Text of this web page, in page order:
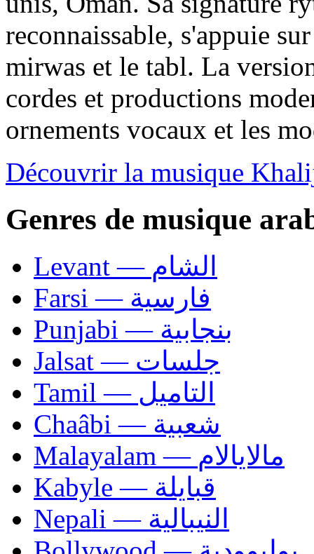
reconnaissable, s'appuie
mirwas et le tabl. La
cordes et productions
ornements vocaux et les
Découvrir la musique
Genres de musique
Levant — الشام
Farsi — فارسية
Punjabi — بنجابية
Jalsat — جلسات
Tamil — التاميل
Chaâbi — شعبية
Malayalam — مالايالام
Kabyle — قبايلة
Nepali — النيبالية